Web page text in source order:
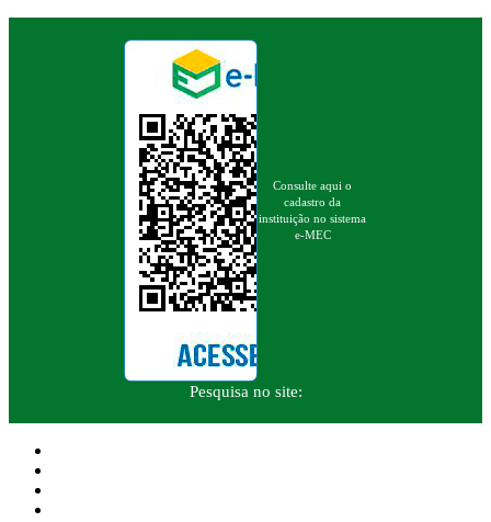
Consulte aqui o
cadastro da
instituição no sistema
e-MEC
Pesquisa no site: